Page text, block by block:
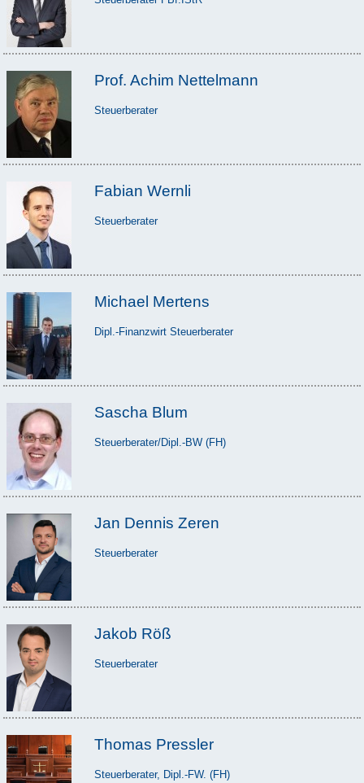
Prof. Achim Nettelmann
Steuerberater
Fabian Wernli
Steuerberater
Michael Mertens
Dipl.-Finanzwirt Steuerberater
Sascha Blum
Steuerberater/Dipl.-BW (FH)
Jan Dennis Zeren
Steuerberater
Jakob Röß
Steuerberater
Thomas Pressler
Steuerberater, Dipl.-FW. (FH)